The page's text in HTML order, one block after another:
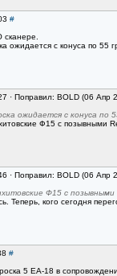
#
ожидается с конуса по
· Поправил: BOLD (06 Апр
ожидается с конуса по
Ф15 c позывными
· Поправил: BOLD (06 Апр
Ф15 c
Теперь, кого сегодня
#
5 ЕА-18 в